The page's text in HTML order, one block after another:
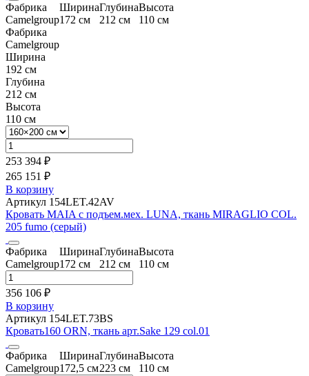
Фабрика
Camelgroup
Ширина
172 см
Глубина
212 см
Высота
110 см
Фабрика
Camelgroup
Ширина
192 см
Глубина
212 см
Высота
110 см
253 394 ₽
265 151 ₽
В корзину
Артикул 154LET.42AV
Кровать MAIA с подъем.мех. LUNA, ткань MIRAGLIO COL.
205 fumo (серый)
Фабрика
Camelgroup
Ширина
172 см
Глубина
212 см
Высота
110 см
356 106 ₽
В корзину
Артикул 154LET.73BS
Кровать160 ORN, ткань арт.Sake 129 col.01
Фабрика
Camelgroup
Ширина
172,5 см
Глубина
223 см
Высота
110 см